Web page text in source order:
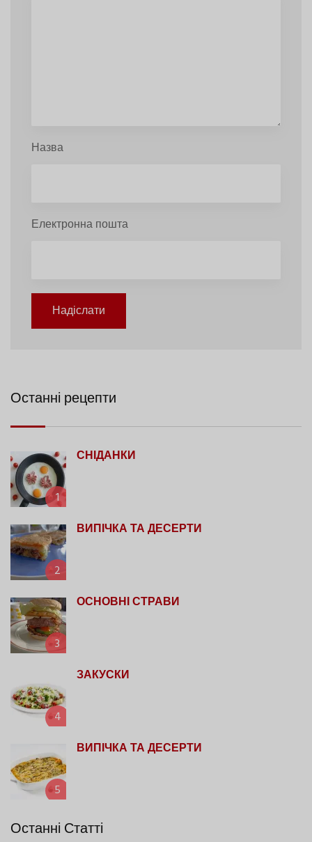
Назва
Електронна пошта
Надіслати
Останні рецепти
1
СНІДАНКИ
2
ВИПІЧКА ТА ДЕСЕРТИ
3
ОСНОВНІ СТРАВИ
4
ЗАКУСКИ
5
ВИПІЧКА ТА ДЕСЕРТИ
Останні Статті